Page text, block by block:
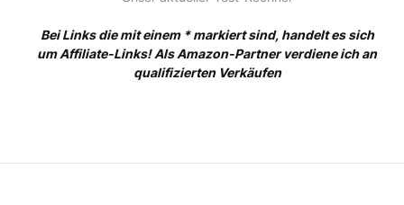
Bei Links die mit einem * markiert sind, handelt es sich
um Affiliate-Links! Als Amazon-Partner verdiene ich an
qualifizierten Verkäufen